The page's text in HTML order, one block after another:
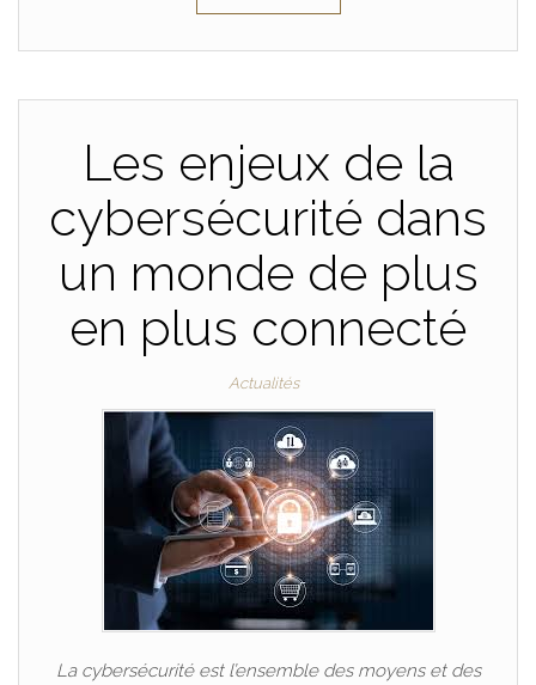
Les enjeux de la
cybersécurité dans
un monde de plus
en plus connecté
Actualités
La cybersécurité est l’ensemble des moyens et des